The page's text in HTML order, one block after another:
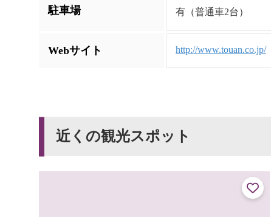
駐車場 有（普通車2台）
Webサイト http://www.touan.co.jp/
近くの観光スポット